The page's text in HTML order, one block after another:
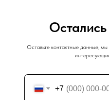
Оставьте контактные данные,
+7